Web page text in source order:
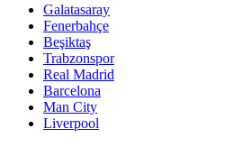
Galatasaray
Fenerbahçe
Beşiktaş
Trabzonspor
Real Madrid
Barcelona
Man City
Liverpool